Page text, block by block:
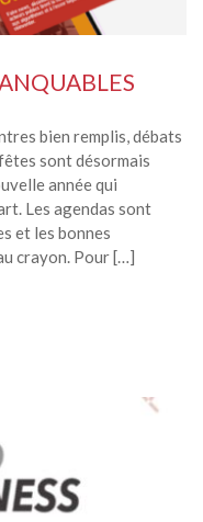
bien remplis, débats
sont désormais
année qui
Les agendas sont
et les bonnes
crayon. Pour […]